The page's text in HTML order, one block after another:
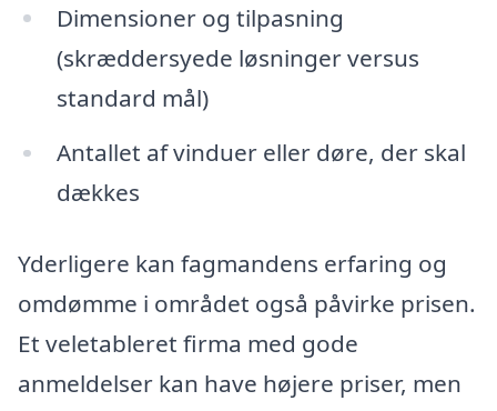
Dimensioner og tilpasning
(skræddersyede løsninger versus
standard mål)
Antallet af vinduer eller døre, der skal
dækkes
Yderligere kan fagmandens erfaring og
omdømme i området også påvirke prisen.
Et veletableret firma med gode
anmeldelser kan have højere priser, men